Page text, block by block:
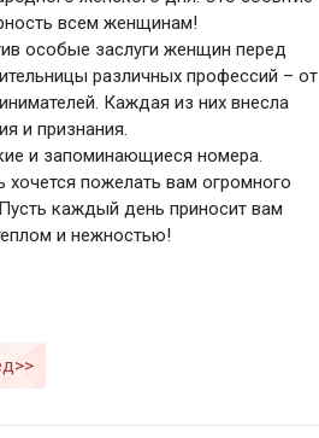
всем женщинам!
особые заслуги женщин перед
различных профессий – от
Каждая из них внесла
и признания.
и запоминающиеся номера.
пожелать вам огромного
каждый день приносит вам
и нежностью!